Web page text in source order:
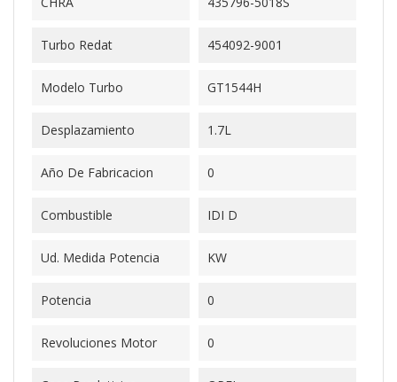
Turbo Redat 454092-9001
Modelo Turbo GT1544H
Desplazamiento 1.7L
Año De Fabricacion 0
Combustible IDI D
Ud. Medida Potencia KW
Potencia 0
Revoluciones Motor 0